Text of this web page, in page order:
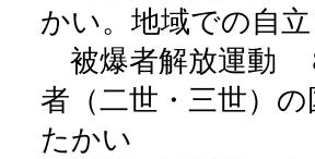
かい。地域での自
被爆者解放運動
者（二世・三世）
たかい